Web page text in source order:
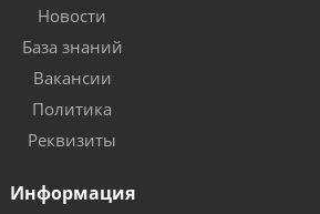
Новости
База знаний
Вакансии
Политика
Реквизиты
Информация